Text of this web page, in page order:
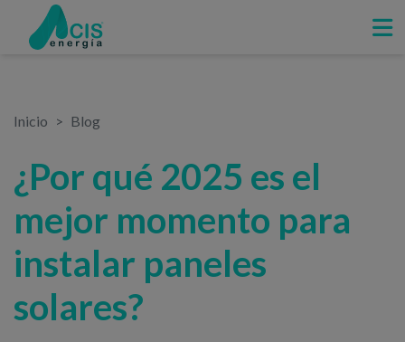
Inicio Blog
¿Por qué 2025 es el
mejor momento para
instalar paneles
solares?